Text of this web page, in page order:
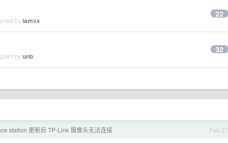
byiamvx
22
byunb
32
Feb 27
station 更新后 TP-Link 摄像头无法连接